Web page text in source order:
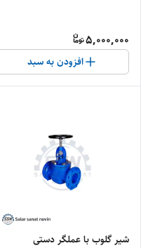
5,000,000
افزودن به سبد
شیر گلوب با عملگر دستی